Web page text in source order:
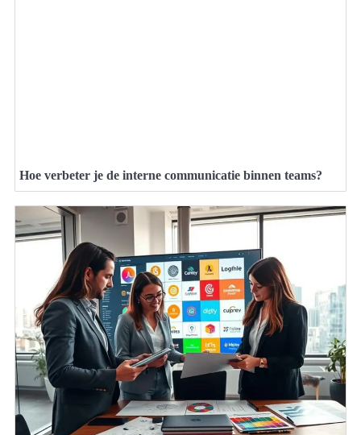
Hoe verbeter je de interne communicatie binnen teams?